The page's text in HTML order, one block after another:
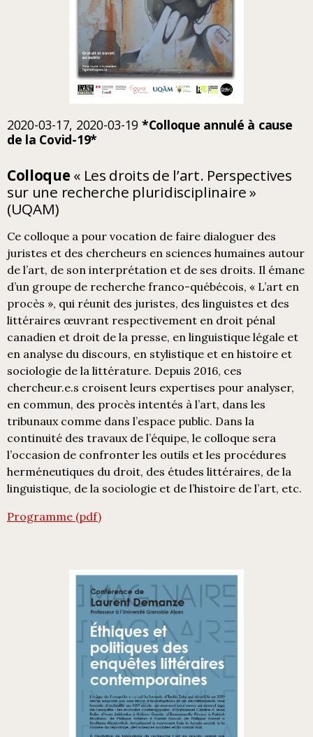
2020-03-17, 2020-03-19 *Colloque annulé à cause
de la Covid-19*
Colloque « Les droits de l’art. Perspectives
sur une recherche pluridisciplinaire »
(UQAM)
Ce colloque a pour vocation de faire dialoguer des
juristes et des chercheurs en sciences humaines autour
de l’art, de son interprétation et de ses droits. Il émane
d’un groupe de recherche franco-québécois, « L’art en
procès », qui réunit des juristes, des linguistes et des
littéraires œuvrant respectivement en droit pénal
canadien et droit de la presse, en linguistique légale et
en analyse du discours, en stylistique et en histoire et
sociologie de la littérature. Depuis 2016, ces
chercheur.e.s croisent leurs expertises pour analyser,
en commun, des procès intentés à l’art, dans les
tribunaux comme dans l’espace public. Dans la
continuité des travaux de l’équipe, le colloque sera
l’occasion de confronter les outils et les procédures
herméneutiques du droit, des études littéraires, de la
linguistique, de la sociologie et de l’histoire de l’art, etc.
Programme (pdf)